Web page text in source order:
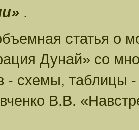
.
статья о
Дунай» со
- схемы, таблицы -
В.В.